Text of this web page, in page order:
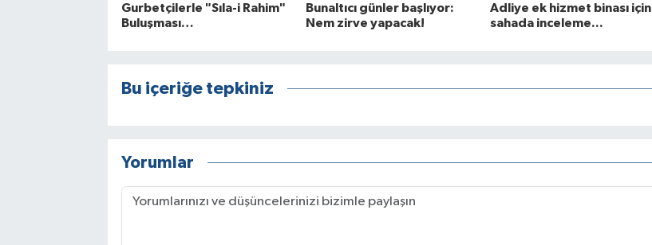
Gurbetçilerle "Sıla-i Rahim"
Buluşması…
Bunaltıcı günler başlıyor:
Nem zirve yapacak!
Adliye ek hizmet binası için
sahada inceleme...
Bu içeriğe tepkiniz
Yorumlar